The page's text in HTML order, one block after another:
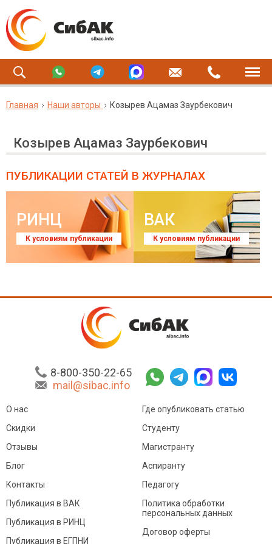
Главная Наши авторы Козырев Ацамаз Заурбекович
Козырев Ацамаз Заурбекович
ПУБЛИКАЦИИ СТАТЕЙ В ЖУРНАЛАХ
РИНЦ
К условиям публикации
ВАК
К условиям публикации
8-800-350-22-65
mail@sibac.info
О нас
Скидки
Отзывы
Блог
Контакты
Где опубликовать статью
Студенту
Магистранту
Аспиранту
Педагогу
Публикация в ВАК
Публикация в РИНЦ
Публикация в ЕГПНИ
Политика обработки
персональных данных
Договор оферты